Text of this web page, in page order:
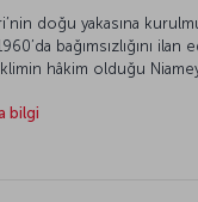
doğu yakasına
bağımsızlığını
hâkim olduğu
şehirde hayatı
bilgi